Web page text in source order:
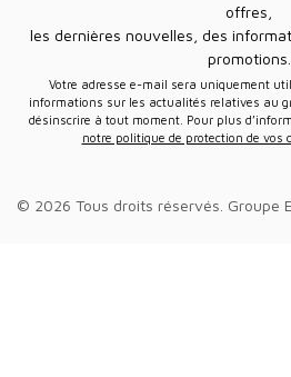
offres,
les dernières nouvelles, des
promotions.
Votre adresse e-mail sera uniquement utilisée pour vous envoyer des
informations sur les actualités relatives au
désinscrire à tout moment. Pour plus
notre politique de protection de vos
© 2026 Tous droits réservés. Groupe